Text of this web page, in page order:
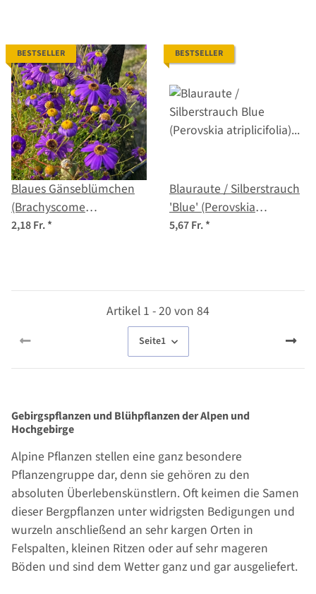
BESTSELLER
Blaues Gänseblümchen
(Brachyscome
iberidifolia) Samen
2,18 Fr.*
BESTSELLER
Blauraute / Silberstrauch
'Blue' (Perovskia
atriplicifolia) Samen
5,67 Fr.*
Artikel 1 - 20 von 84
Seite1
Gebirgspflanzen und Blühpflanzen der Alpen und
Hochgebirge
Alpine Pflanzen stellen eine ganz besondere
Pflanzengruppe dar, denn sie gehören zu den
absoluten Überlebenskünstlern. Oft keimen die Samen
dieser Bergpflanzen unter widrigsten Bedigungen und
wurzeln anschließend an sehr kargen Orten in
Felspalten, kleinen Ritzen oder auf sehr mageren
Böden und sind dem Wetter ganz und gar ausgeliefert.